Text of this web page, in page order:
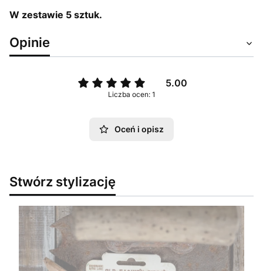
W zestawie 5 sztuk.
Opinie
5.00
Liczba ocen: 1
Oceń i opisz
Stwórz stylizację